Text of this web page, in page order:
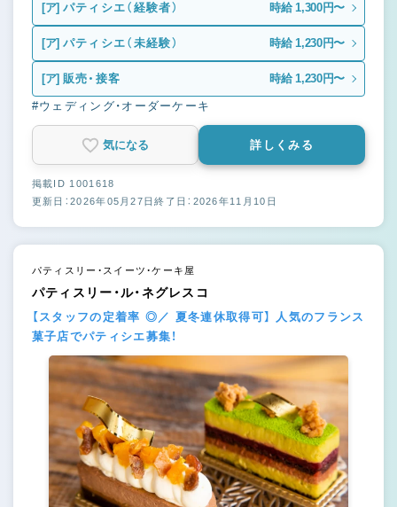
[ア] パティシエ（経験者） 時給 1,300円〜
[ア] パティシエ（未経験） 時給 1,230円〜
[ア] 販売・接客 時給 1,230円〜
#ウェディング・オーダーケーキ
気になる 詳しくみる
掲載ID 1001618
更新日：2026年05月27日終了日：2026年11月10日
パティスリー・スイーツ・ケーキ屋
パティスリー・ル・ネグレスコ
【スタッフの定着率 ◎／ 夏冬連休取得可】 人気のフランス
菓子店でパティシエ募集！